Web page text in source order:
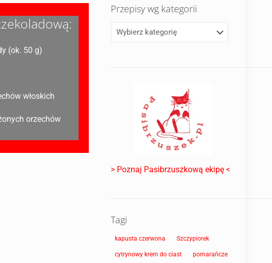
(ok. 50 g)
włoskich
orzechów
Przepisy wg kategorii
> Poznaj Pasibrzuszkową ekipę <
Tagi
kapusta czerwona Szczypiorek
cytrynowy krem do ciast pomarańcze